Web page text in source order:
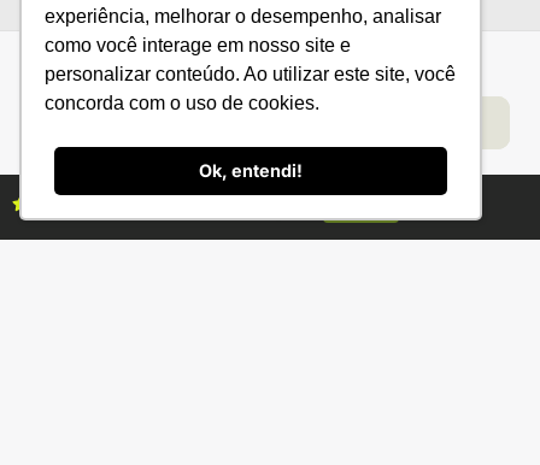
experiência, melhorar o desempenho, analisar
como você interage em nosso site e
personalizar conteúdo. Ao utilizar este site, você
concorda com o uso de cookies.
Ok, entendi!
IBGE
CONAB
EMBRAPA
Fale conosco
Política de Privacidade